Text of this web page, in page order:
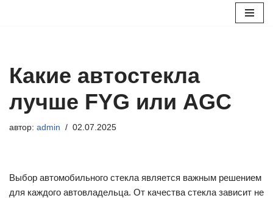
Какие автостекла
лучше FYG или AGC
автор: admin 02.07.2025
Выбор автомобильного стекла является важным решением
для каждого автовладельца. От качества стекла зависит не